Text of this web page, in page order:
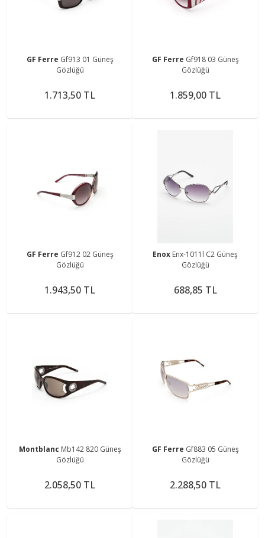
GF Ferre Gf913 01 Güneş
Gözlüğü
1.713,50 TL
GF Ferre Gf918 03 Güneş
Gözlüğü
1.859,00 TL
GF Ferre Gf912 02 Güneş
Gözlüğü
1.943,50 TL
Enox Enx-1011l C2 Güneş
Gözlüğü
688,85 TL
Montblanc Mb142 820 Güneş
Gözlüğü
2.058,50 TL
GF Ferre Gf883 05 Güneş
Gözlüğü
2.288,50 TL